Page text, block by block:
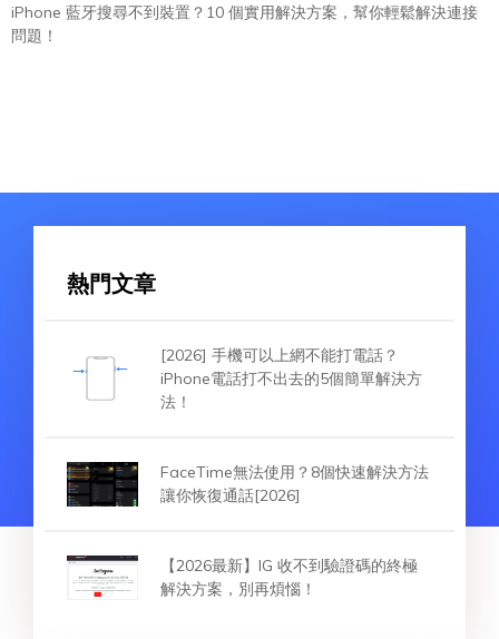
iPhone 藍牙搜尋不到裝置？10 個實用解決方案，幫你輕鬆解決連接
問題！
熱門文章
[2026] 手機可以上網不能打電話？
iPhone電話打不出去的5個簡單解決方
法！
FaceTime無法使用？8個快速解決方法
讓你恢復通話[2026]
【2026最新】IG 收不到驗證碼的終極
解決方案，別再煩惱！